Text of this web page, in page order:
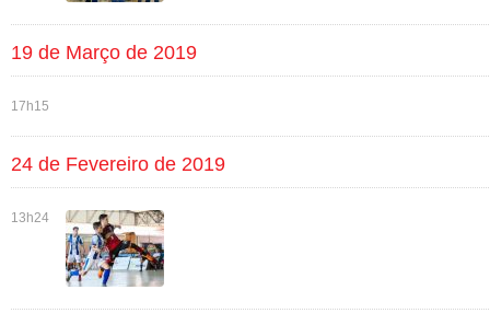
19 de Março de 2019
17h15
24 de Fevereiro de 2019
13h24